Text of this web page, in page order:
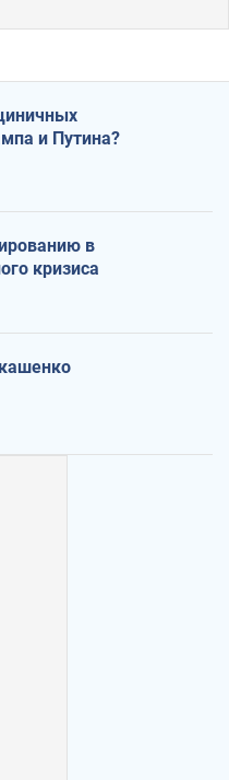
и Путина?
в
кризиса